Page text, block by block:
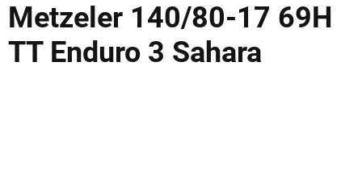
Metzeler 140/80-17 69H
TT Enduro 3 Sahara